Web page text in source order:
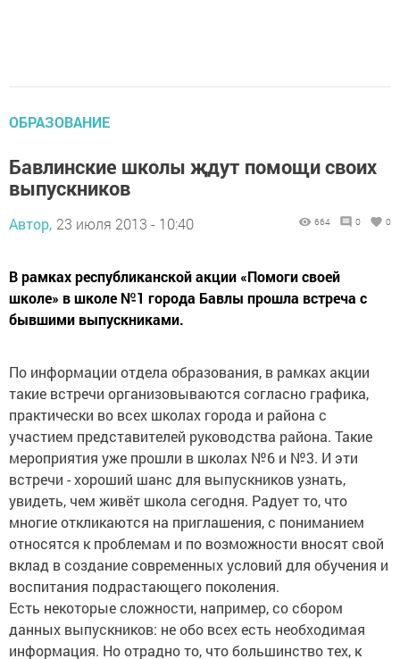
ОБРАЗОВАНИЕ
Бавлинские школы җдут помощи своих
выпускников
Автор, 23 июля 2013 - 10:40 664 0 0
В рамках республиканской акции «Помоги своей
школе» в школе №1 города Бавлы прошла встреча с
бывшими выпускниками.
По информации отдела образования, в рамках акции
такие встречи организовываются согласно графика,
практически во всех школах города и района с
участием представителей руководства района. Такие
мероприятия уже прошли в школах №6 и №3. И эти
встречи - хороший шанс для выпускников узнать,
увидеть, чем живёт школа сегодня. Радует то, что
многие откликаются на приглашения, с пониманием
относятся к проблемам и по возможности вносят свой
вклад в создание современных условий для обучения и
воспитания подрастающего поколения.
Есть некоторые сложности, например, со сбором
данных выпускников: не обо всех есть необходимая
информация. Но отрадно то, что большинство тех, к